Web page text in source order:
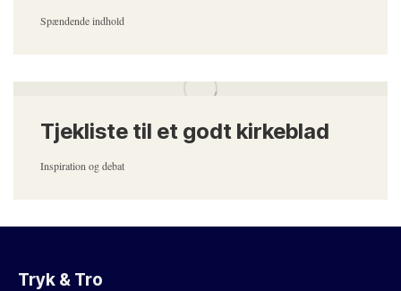
Spændende indhold
Tjekliste til et godt kirkeblad
Inspiration og debat
Tryk & Tro